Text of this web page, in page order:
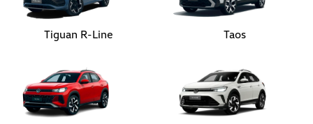
Tiguan R-Line Taos